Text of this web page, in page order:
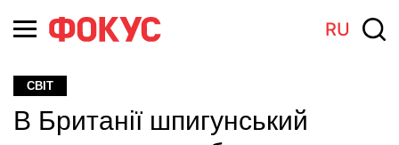
RU
СВІТ
В Британії шпигунський